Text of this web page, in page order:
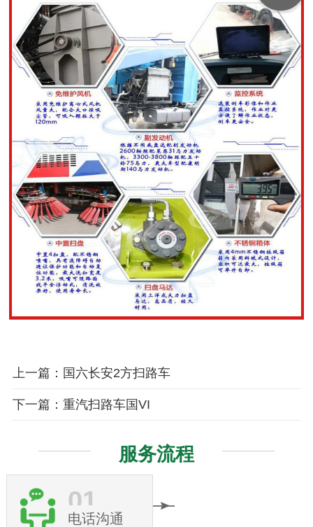
上一篇：国六长安2方扫路车
下一篇：重汽扫路车国VI
服务流程
01
电话沟通